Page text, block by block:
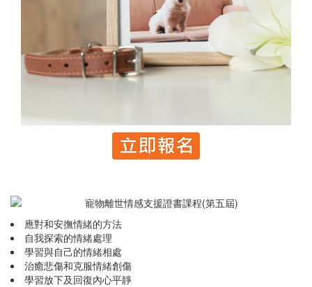
應對和安撫情緒的方法
自我探索的情緒處理
學習與自己的情緒相處
治癒悲傷和克服情緒創傷
學習放下及回復內心平靜